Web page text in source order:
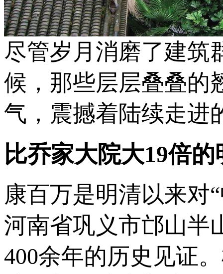
尽管岁月消磨了建筑
候，那些层层叠叠的
气，震撼着陆续走进
比乔家大院大19倍
康百万是明清以来对
河南省巩义市邙山半
400余年的历史见证